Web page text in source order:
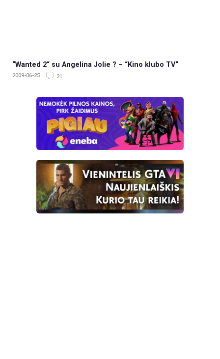
“Wanted 2“ su Angelina Jolie ? – “Kino klubo TV“
2009-06-25 21